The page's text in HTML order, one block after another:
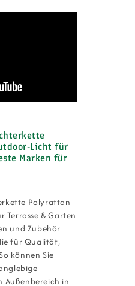
Licht für
Marken für
Polyrattan
& Garten
und Zubehör
für Qualität,
können Sie
Außenbereich in